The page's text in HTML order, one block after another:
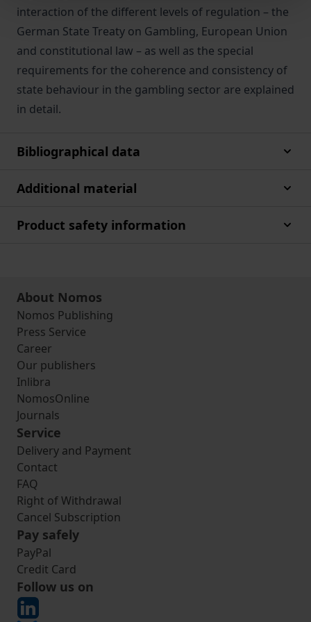
interaction of the different levels of regulation – the
German State Treaty on Gambling, European Union
and constitutional law – as well as the special
requirements for the coherence and consistency of
state behaviour in the gambling sector are explained
in detail.
Bibliographical data
Additional material
Product safety information
About Nomos
Nomos Publishing
Press Service
Career
Our publishers
Inlibra
NomosOnline
Journals
Service
Delivery and Payment
Contact
FAQ
Right of Withdrawal
Cancel Subscription
Pay safely
PayPal
Credit Card
Follow us on